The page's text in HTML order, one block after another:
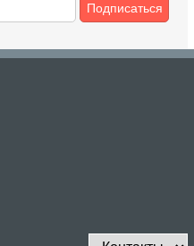
Подписаться